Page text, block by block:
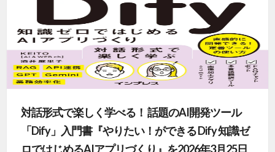
対話形式で楽しく学べる！ 話題のAI開発ツール
「Dify」入門書『やりたい！ができる Dify 知識ゼ
ロではじめるAIアプリづくり』を2026年3月25日